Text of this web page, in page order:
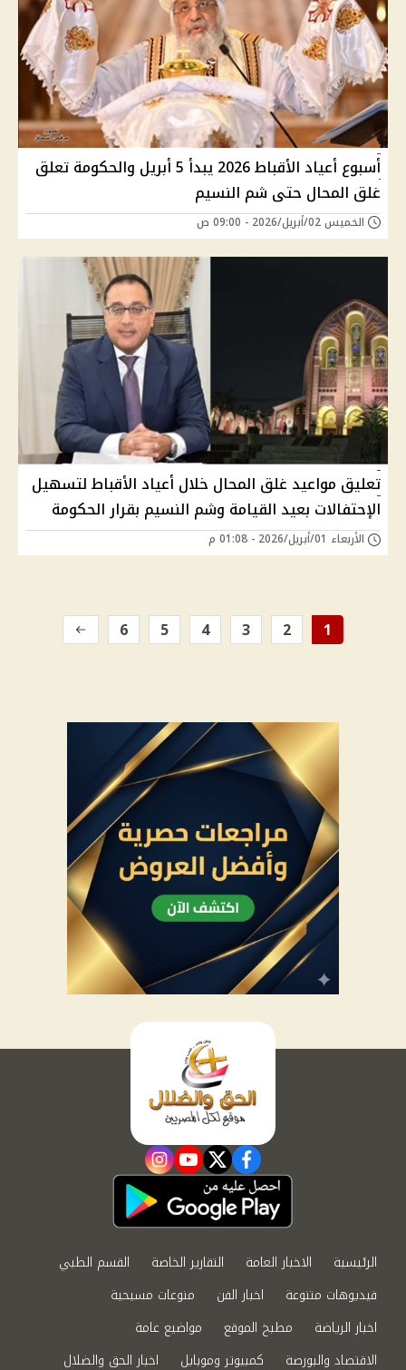
أسبوع أعياد الأقباط 2026 يبدأ 5 أبريل والحكومة تعلق
غلق المحال حتى شم النسيم
الخميس 02/أبريل/2026 - 09:00 ص
تعليق مواعيد غلق المحال خلال أعياد الأقباط لتسهيل
الإحتفالات بعيد القيامة وشم النسيم بقرار الحكومة
الأربعاء 01/أبريل/2026 - 01:08 م
1
2
3
4
5
6
facebook
twitter
youtube
instagram
الرئيسية الاخبار العامة التقارير الخاصة
القسم الطبي
فيديوهات متنوعة
اخبار الفن
منوعات مسيحية
اخبار الرياضة
مطبخ الموقع
مواضيع عامة
الاقتصاد والبورصة
كمبيوتر وموبايل اخبار الحق والضلال